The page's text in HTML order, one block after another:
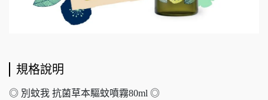
規格說明
◎ 別蚊我 抗菌草本驅蚊噴霧80ml ◎